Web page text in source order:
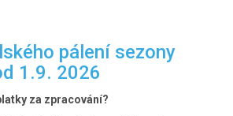
pálení sezony
1.9. 2026
za zpracování?